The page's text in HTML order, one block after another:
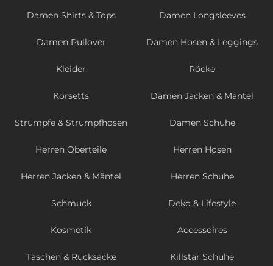
Damen Shirts & Tops Damen Longsleeves
Damen Pullover Damen Hosen & Leggings
Kleider Röcke
Korsetts Damen Jacken & Mäntel
Strümpfe & Strumpfhosen Damen Schuhe
Herren Oberteile Herren Hosen
Herren Jacken & Mäntel Herren Schuhe
Schmuck Deko & Lifestyle
Kosmetik Accessoires
Taschen & Rucksäcke Killstar Schuhe